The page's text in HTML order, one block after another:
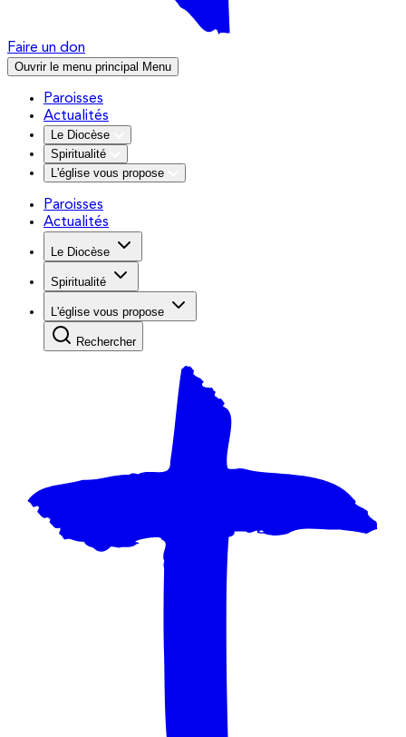
Faire un don
Ouvrir le menu principal Menu
Paroisses
Actualités
Le Diocèse
Spiritualité
L'église vous propose
Paroisses
Actualités
Le Diocèse
Spiritualité
L'église vous propose
Rechercher